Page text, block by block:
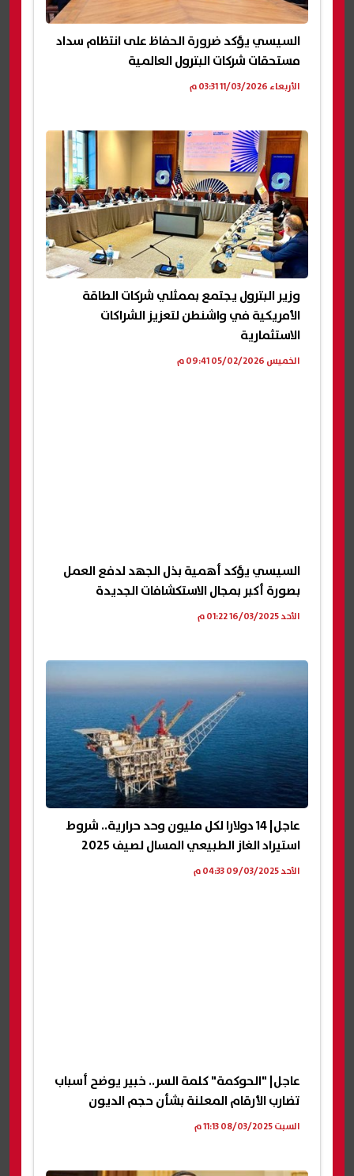
السيسي يؤكد ضرورة الحفاظ على انتظام سداد
مستحقات شركات البترول العالمية
الأربعاء 11/03/2026 03:31 م
وزير البترول يجتمع بممثلي شركات الطاقة
الأمريكية في واشنطن لتعزيز الشراكات
الاستثمارية
الخميس 05/02/2026 09:41 م
السيسي يؤكد أهمية بذل الجهد لدفع العمل
بصورة أكبر بمجال الاستكشافات الجديدة
الأحد 16/03/2025 01:22 م
عاجل| 14 دولارا لكل مليون وحد حرارية.. شروط
استيراد الغاز الطبيعي المسال لصيف 2025
الأحد 09/03/2025 04:33 م
عاجل| "الحوكمة" كلمة السر.. خبير يوضح أسباب
تضارب الأرقام المعلنة بشأن حجم الديون
السبت 08/03/2025 11:13 م